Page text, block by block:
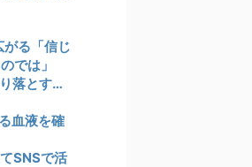
がる「信じ
では」
落とす…
血液を確
SNSで活